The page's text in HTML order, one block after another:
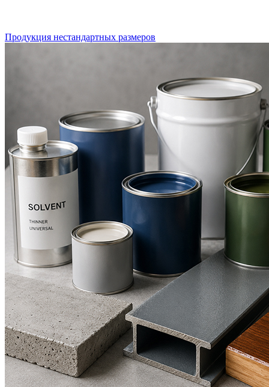
Продукция нестандартных размеров